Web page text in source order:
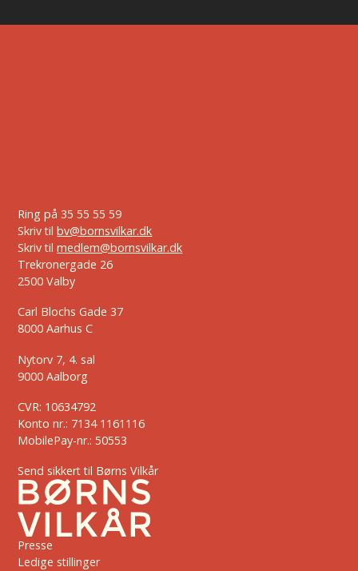
Ring på 35 55 55 59
Skriv tilbv@bornsvilkar.dk
Skriv tilmedlem@bornsvilkar.dk
Trekronergade 26
2500 Valby
Carl Blochs Gade 37
8000 Aarhus C
Nytorv 7, 4. sal
9000 Aalborg
CVR: 10634792
Konto nr.: 7134 1161116
MobilePay-nr.: 50553
Send sikkert til Børns Vilkår
Presse
Ledige stillinger